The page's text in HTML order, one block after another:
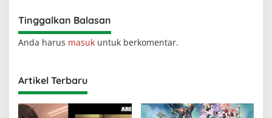
Tinggalkan Balasan
Anda harus masuk untuk berkomentar.
Artikel Terbaru